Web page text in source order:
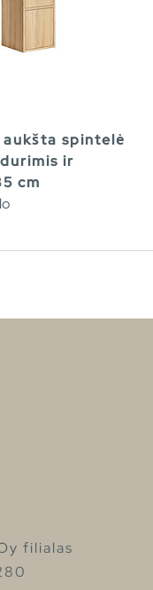
aukšta spintelė
ir
cm
filialas